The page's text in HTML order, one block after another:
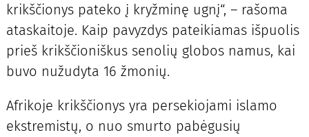
krikščionys pateko į kryžminę ugnį“, – rašoma
ataskaitoje. Kaip pavyzdys pateikiamas išpuolis
prieš krikščioniškus senolių globos namus, kai
buvo nužudyta 16 žmonių.
Afrikoje krikščionys yra persekiojami islamo
ekstremistų, o nuo smurto pabėgusių